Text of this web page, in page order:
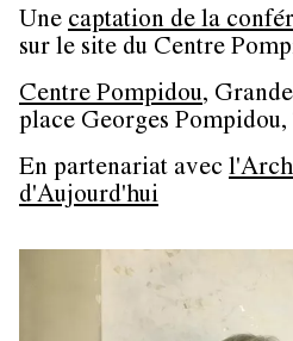
Une captation de la
sur le site du Centre
Centre Pompidou,
place Georges
En partenariat avec
d'Aujourd'hui